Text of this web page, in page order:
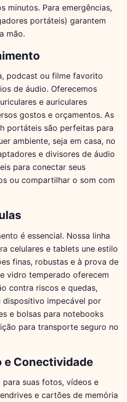
minutos. Para emergências,
portáteis) garantem
mão.
podcast ou filme favorito
de áudio. Oferecemos
e auriculares
gostos e orçamentos. As
portáteis são perfeitas para
ambiente, seja em casa, no
e divisores de áudio
para conectar seus
ou compartilhar o som com
é essencial. Nossa linha
celulares e tablets une estilo
finas, robustas e à prova de
vidro temperado oferecem
contra riscos e quedas,
dispositivo impecável por
e bolsas para notebooks
para transporte seguro no
e Conectividade
para suas fotos, vídeos e
e cartões de memória